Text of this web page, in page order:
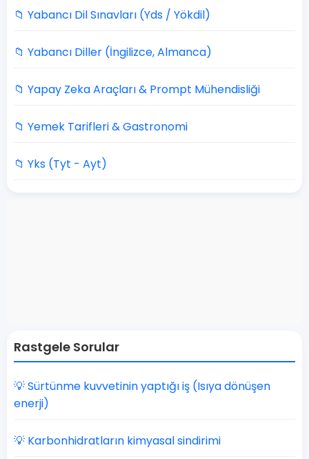
📁 Yabancı Dil Sınavları (Yds / Yökdil)
📁 Yabancı Diller (İngilizce, Almanca)
📁 Yapay Zeka Araçları & Prompt Mühendisliği
📁 Yemek Tarifleri & Gastronomi
📁 Yks (Tyt - Ayt)
Rastgele Sorular
💡 Sürtünme kuvvetinin yaptığı iş (Isıya dönüşen
enerji)
💡 Karbonhidratların kimyasal sindirimi